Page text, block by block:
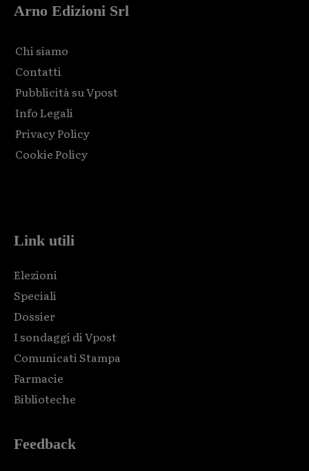
Arno Edizioni Srl
Chi siamo
Contatti
Pubblicità su Vpost
Info Legali
Privacy Policy
Cookie Policy
Link utili
Elezioni
Speciali
Dossier
I sondaggi di Vpost
Comunicati Stampa
Farmacie
Biblioteche
Feedback